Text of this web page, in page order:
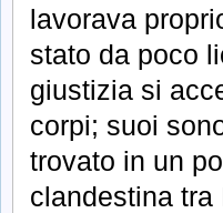
lavorava
stato da poco
giustizia si
corpi; suoi
trovato in un
clandestina